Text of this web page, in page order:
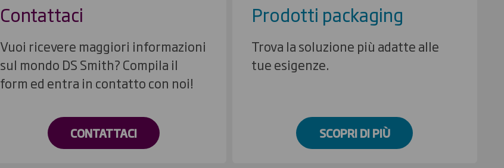
Contattaci
Vuoi ricevere maggiori informazioni
sul mondo DS Smith? Compila il
form ed entra in contatto con noi!
CONTATTACI
Prodotti packaging
Trova la soluzione più adatte alle
tue esigenze.
SCOPRI DI PIÙ